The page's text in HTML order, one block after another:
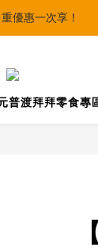
優惠一次享！
優惠一次享！
普渡拜拜零食專